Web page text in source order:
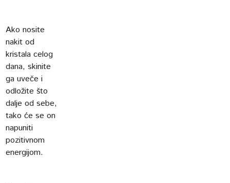
Ako nosite
nakit od
kristala celog
dana, skinite
ga uveče i
odložite što
dalje od sebe,
tako će se on
napuniti
pozitivnom
energijom.